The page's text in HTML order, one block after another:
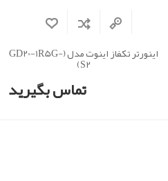
اینورتر تکفاز اینوت مدل (GD20-1R5G-
S2)
تماس بگیرید